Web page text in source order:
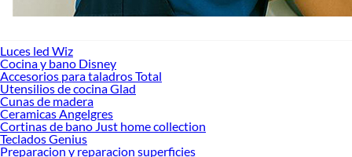
Luces led Wiz
Cocina y bano Disney
Accesorios para taladros Total
Utensilios de cocina Glad
Cunas de madera
Ceramicas Angelgres
Cortinas de bano Just home collection
Teclados Genius
Preparacion y reparacion superficies